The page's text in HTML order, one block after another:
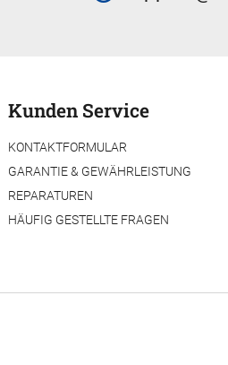
Kunden Service
KONTAKTFORMULAR
GARANTIE & GEWÄHRLEISTUNG
REPARATUREN
HÄUFIG GESTELLTE FRAGEN